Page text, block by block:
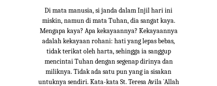
Di mata manusia, si janda dalam Injil hari ini
miskin, namun di mata Tuhan, dia sangat kaya.
Mengapa kaya? Apa kekayaannya? Kekayaannya
adalah kekayaan rohani: hati yang lepas bebas,
tidak terikat oleh harta, sehingga ia sanggup
mencintai Tuhan dengan segenap dirinya dan
miliknya. Tidak ada satu pun yang ia sisakan
untuknya sendiri. Kata-kata St. Teresa Avila `Allah